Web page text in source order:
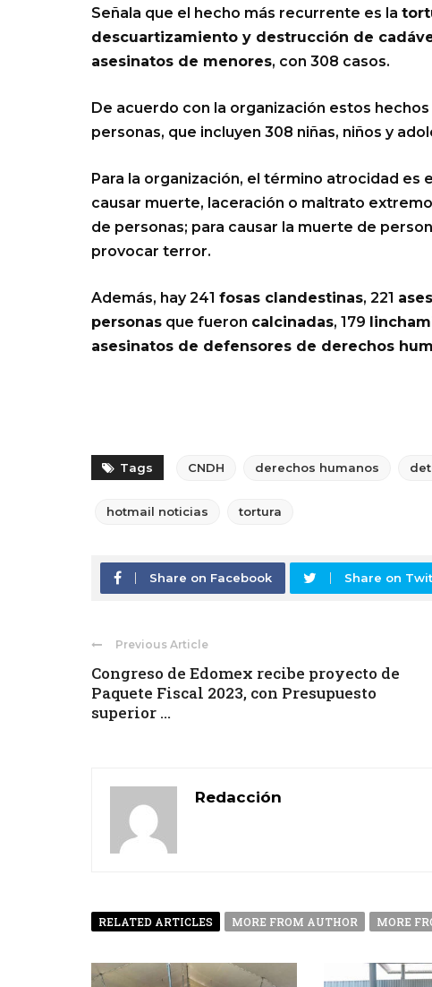
Señala que el hecho más recurrente es la
descuartizamiento y destrucción de
asesinatos de menores, con 308 casos.
De acuerdo con la organización estos
personas, que incluyen 308 niñas, niños y
Para la organización, el término atrocidad es
causar muerte, laceración o maltrato
de personas; para causar la muerte de
provocar terror.
Además, hay 241 fosas clandestinas, 221
personas que fueron calcinadas, 179
asesinatos de defensores de derechos
Tags CNDH derechos humanos
hotmail noticias tortura
Share on Facebook Share on
Previous Article
Congreso de Edomex recibe proyecto de
Paquete Fiscal 2023, con Presupuesto
superior ...
Redacción
RELATED ARTICLES MORE FROM AUTHOR MORE